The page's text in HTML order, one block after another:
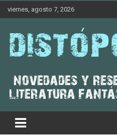
viernes, agosto 7, 2026
Distópolis